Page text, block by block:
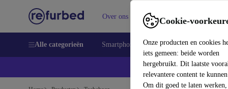
Cookie-
Onze producten en cookies
iets gemeen: beide worden
hergebruikt. Dit laatste
relevantere content te
Om dit goed te laten werken,
Over ons Verkopen Support
Alle categorieën Smartphones Laptops Tablets